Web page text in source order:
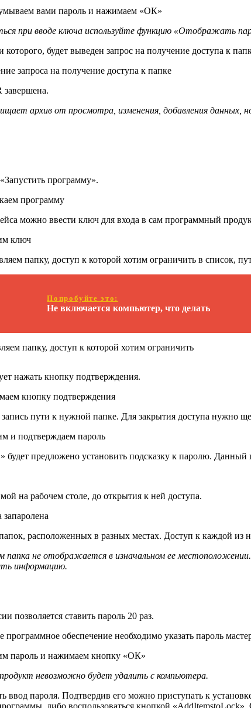
вами пароль и нажимаем «ОК»
при вводе ключа используйте функцию «Отображать
будет выведен запрос на получение доступа к
запроса на получение доступа к папке
завершена.
архив от просмотра, изменения, добавления данных,
программу».
программу
можно ввести ключ для входа в сам программный
ключ
папку, доступ к которой хотим ограничить в список,
Попробуйте это:
Не включается компьютер, что делать
папку, доступ к которой хотим ограничить
нажать кнопку подтверждения.
кнопку подтверждения
пути к нужной папке. Для закрытия доступа нужно
и подтверждаем пароль
будет предложено установить подсказку к паролю.
на рабочем столе, до открытия к ней доступа.
расположенных в разных местах. Доступ к каждой из
папка не отображается в изначальном ее
информацию.
позволяется ставить пароль 20 раз.
программное обеспечение необходимо указать пароль
пароль и нажимаем кнопку «ОК»
невозможно будет удалить с компьютера.
пароля. Подтвердив его можно приступать к
либо воспользоваться кнопкой